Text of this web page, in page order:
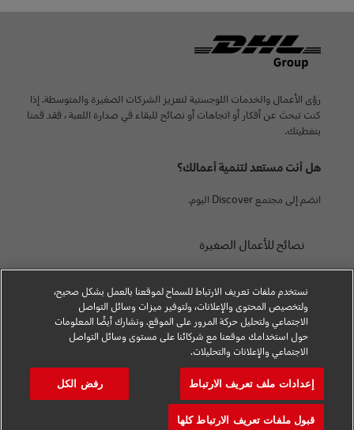
رؤى الأعمال والخدمات اللوجستية لتعزيز الشركات الصغيرة والمتوسطة. إذا
كنت تبحث عن أفكار أو اتجاهات أو نصائح للبقاء في صدارة اللعبة ، فقد قمنا
بتغطيتك.
هل أنت مستعد لتنمية أعمالك؟
انضم إلى مجتمع Discover اليوم.
نصائح للأعمال الصغيرة
نصائح التجارة الإلكترونية
نصيحة B2B
المشورة اللوجستية
الأخبار والرؤى
نستخدم ملفات تعريف الارتباط للسماح لموقعنا بالعمل بشكل صحيح،
ولتخصيص المحتوى والإعلانات، ولتوفير ميزات وسائل التواصل
الاجتماعي ولتحليل حركة المرور على الموقع. ونشارك أيضًا المعلومات
حول استخدامك موقعنا مع شركائنا على مستوى وسائل التواصل
الاجتماعي والإعلانات والتحليلات.
إعدادات ملف تعريف الارتباط رفض الكل
قبول ملفات تعريف الارتباط كلها